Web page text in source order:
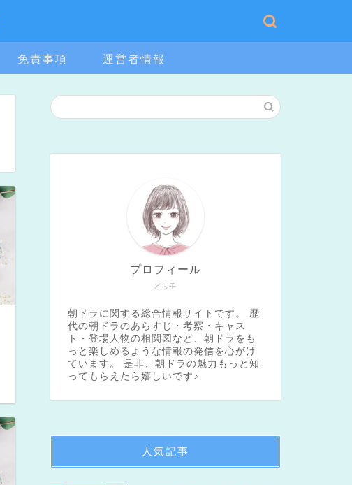
免責事項 運営者情報
どら子
プロフィール
朝ドラに関する総合情報サイトです。 歴
代の朝ドラのあらすじ・考察・キャス
ト・登場人物の相関図など、朝ドラをも
っと楽しめるような情報の発信を心がけ
ています。 是非、朝ドラの魅力もっと知
ってもらえたら嬉しいです♪
人気記事